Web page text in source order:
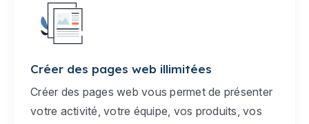
Créer des pages web illimitées
Créer des pages web vous permet de présenter
votre activité, votre équipe, vos produits, vos